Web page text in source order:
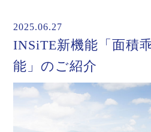
2025.06.27
INSiTE新機能「面積
能」のご紹介